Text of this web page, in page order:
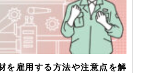
を雇用する方法や注意点を解